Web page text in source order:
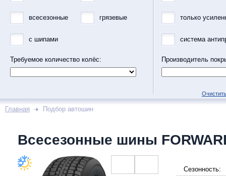
всесезонные грязевые
с шипами
Требуемое количество колёс:
только
система
Производитель
Главная Подбор автошин
Всесезонные шины
Сезонность: